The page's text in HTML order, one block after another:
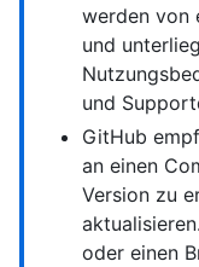
werden von
und
und
GitHub
an einen
Version zu
oder einen